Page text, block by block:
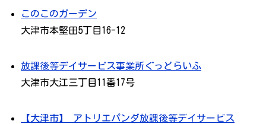
このこのガーデン
大津市本堅田5丁目16-12
放課後等デイサービス事業所ぐっどらいふ
大津市大江三丁目11番17号
【大津市】 アトリエパンダ放課後等デイサービス